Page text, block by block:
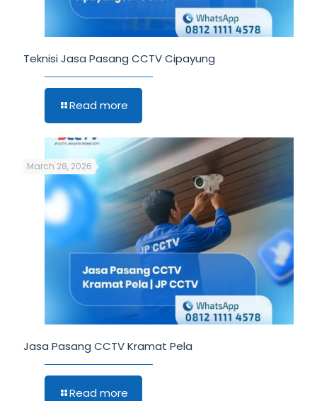
Teknisi Jasa Pasang CCTV Cipayung
Read more
March 28, 2026
Jasa Pasang CCTV Kramat Pela
Read more